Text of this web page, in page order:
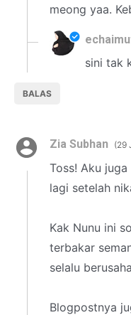
meong yaa.
BALAS
sini tak
Zia Subhan 29
Toss! Aku
lagi setelah
Kak Nunu ini
terbakar
selalu
Blogpostnya